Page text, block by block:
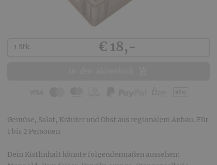
Kaufen
1 Stk. € 18,-
Gemüse, Salat, Kräuter und Obst aus regionalem Anbau. Für
1 bis 2 Personen
Dein Kistlinhalt könnte folgendermaßen aussehen: